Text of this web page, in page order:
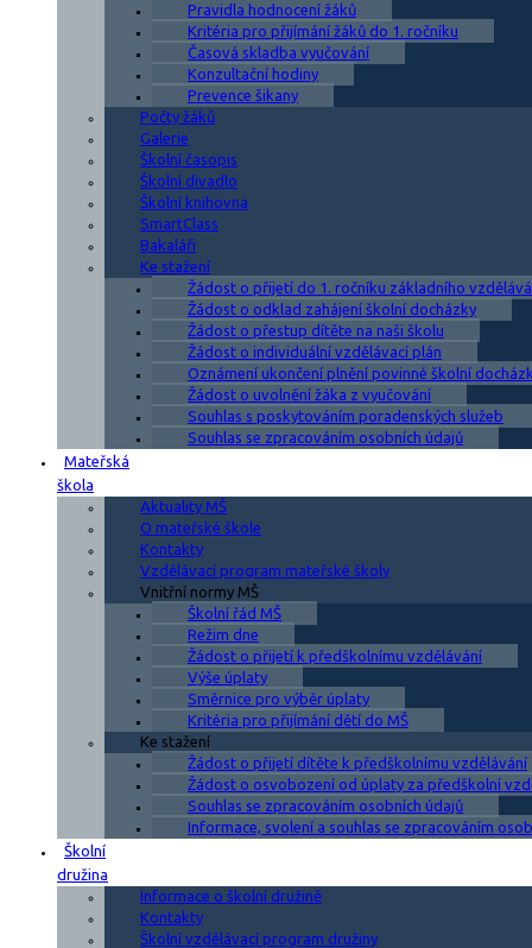
Pravidla hodnocení žáků
Kritéria pro přijímání žáků do 1. ročníku
Časová skladba vyučování
Konzultační hodiny
Prevence šikany
Počty žáků
Galerie
Školní časopis
Školní divadlo
Školní knihovna
SmartClass
Bakaláři
Ke stažení
Žádost o přijetí do 1. ročníku základního
Žádost o odklad zahájení školní docházky
Žádost o přestup dítěte na naši školu
Žádost o individuální vzdělávací plán
Oznámení ukončení plnění povinné školní
Žádost o uvolnění žáka z vyučování
Souhlas s poskytováním poradenských služeb
Souhlas se zpracováním osobních údajů
Mateřská
škola
Aktuality MŠ
O mateřské škole
Kontakty
Vzdělávací program mateřské školy
Vnitřní normy MŠ
Školní řád MŠ
Režim dne
Žádost o přijetí k předškolnímu vzdělávání
Výše úplaty
Směrnice pro výběr úplaty
Kritéria pro přijímání dětí do MŠ
Ke stažení
Žádost o přijetí dítěte k předškolnímu vzdělávání
Žádost o osvobození od úplaty za předškolní
Souhlas se zpracováním osobních údajů
Informace, svolení a souhlas se zpracováním
Školní
družina
Informace o školní družině
Kontakty
Školní vzdělávací program družiny